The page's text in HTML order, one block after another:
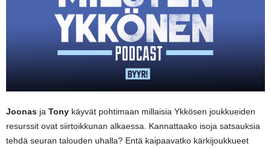
Joonas ja Tony käyvät pohtimaan millaisia Ykkösen joukkueiden
resurssit ovat siirtoikkunan alkaessa. Kannattaako isoja satsauksia
tehdä seuran talouden uhalla? Entä kaipaavatko kärkijoukkueet